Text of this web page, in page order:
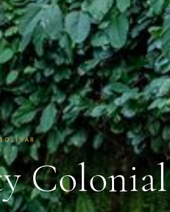
Colonial